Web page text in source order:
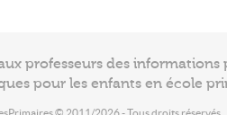
professeurs des
pour les enfants en école